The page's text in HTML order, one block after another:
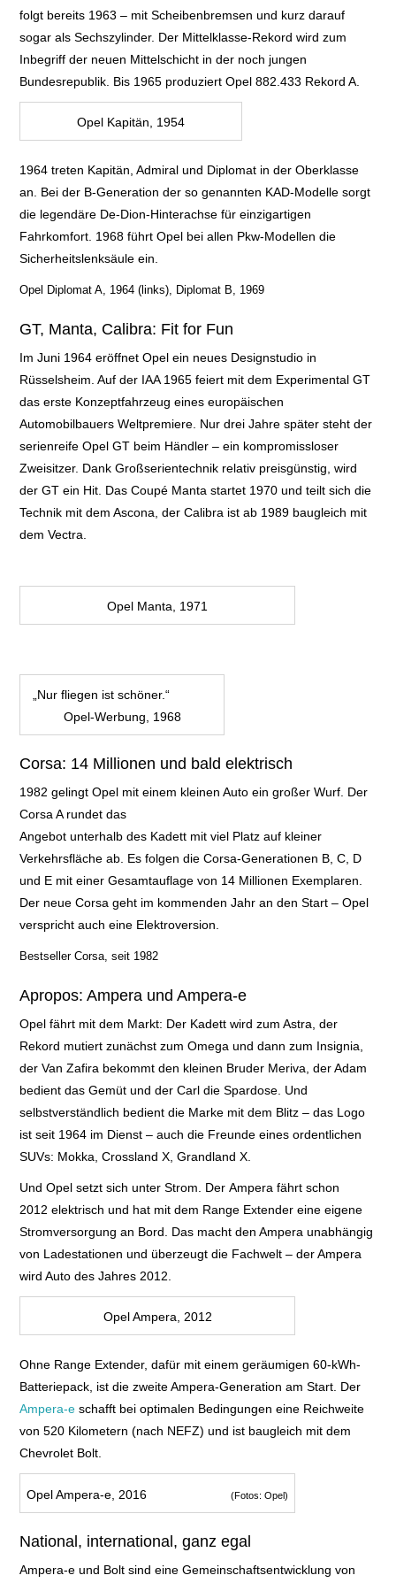
folgt bereits 1963 – mit Scheibenbremsen und kurz darauf
sogar als Sechszylinder. Der Mittelklasse-Rekord wird zum
Inbegriff der neuen Mittelschicht in der noch jungen
Bundesrepublik. Bis 1965 produziert Opel 882.433 Rekord A.
Opel Kapitän, 1954
1964 treten Kapitän, Admiral und Diplomat in der Oberklasse
an. Bei der B-Generation derso genannten KAD-Modelle sorgt
die legendäre De-Dion-Hinterachse füreinzigartigen
Fahrkomfort. 1968 führt Opel bei allen Pkw-Modellen die
Sicherheitslenksäule ein.
Opel Diplomat A, 1964 (links), Diplomat B, 1969
GT, Manta, Calibra: Fit for Fun
Im Juni 1964 eröffnet Opel ein neues Designstudio in
Rüsselsheim. Auf der IAA 1965 feiert mit dem Experimental GT
das erste Konzeptfahrzeug eines europäischen
Automobilbauers Weltpremiere. Nur drei Jahrespäter steht der
serienreife Opel GT beim Händler – ein kompromissloser
Zweisitzer. Dank Großserientechnik relativ preisgünstig, wird
der GT ein Hit. Das Coupé Manta startet 1970 und teilt sich die
Technik mit demAscona, der Calibra ist ab 1989 baugleich mit
dem Vectra.
Opel Manta, 1971
„Nur fliegen ist schöner.“
Opel-Werbung, 1968
Corsa: 14 Millionen und bald elektrisch
1982 gelingt Opel mit einem kleinen Auto ein großer Wurf. Der
Corsa A rundet das
Angebot unterhalb des Kadett mit viel Platz auf kleiner
Verkehrsfläche ab. Es folgen die Corsa-Generationen B, C, D
und E mit einer Gesamtauflage von 14 Millionen Exemplaren.
Der neue Corsa geht im kommenden Jahr an den Start – Opel
verspricht auch eine Elektroversion
Bestseller Corsa, seit 1982
Apropos: Ampera und Ampera-e
Opel fährt mit dem Markt: Der Kadett wird zum Astra, der
Rekord mutiert zunächst zum Omega und dann zum Insignia,
der Van Zafira bekommt den kleinen Bruder Meriva, der Adam
bedient das Gemüt und der Carl die Spardose. Und
selbstverständlich bedient die Marke mit dem Blitz – das Logo
ist seit 1964 im Dienst – auch die Freunde eines ordentlichen
SUVs: Mokka, Crossland X, Grandland X.
Und Opel setzt sich unter Strom. DerAmpera fährt schon
2012elektrisch und hat mit dem Range Extender eine eigene
Stromversorgung an Bord. Das macht den Ampera unabhängig
von Ladestationen und überzeugt die Fachwelt – der Ampera
wird Auto des Jahres 2012
Opel Ampera, 2012
Ohne Range Extender, dafür mit einem geräumigen 60-kWh-
Batteriepack, ist die zweite Ampera-Generation am Start. Der
Ampera-e schafft bei optimalen Bedingungen eine Reichweite
von 520 Kilometern (nach NEFZ) und ist baugleich mit dem
Chevrolet Bolt.
Opel Ampera-e, 2016 (Fotos: Opel)
National, international, ganz egal
Ampera-e und Bolt sind eine Gemeinschaftsentwicklung von